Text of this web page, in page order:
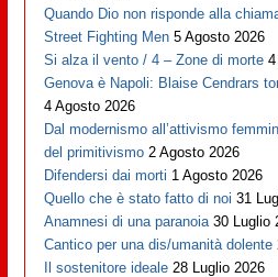
Quando Dio non risponde alla
Street Fighting Men 5 Agosto 2026
Si alza il vento / 4 – Zone di morte
Genova è Napoli: Blaise Cendrars
4 Agosto 2026
Dal modernismo all’attivismo
del primitivismo 2 Agosto 2026
Difendersi dai morti 1 Agosto 2026
Quello che è stato fatto di noi 31
Anamnesi di una paranoia 30 Luglio
Cantico per una dis/umanità dolente
Il sostenitore ideale 28 Luglio 2026